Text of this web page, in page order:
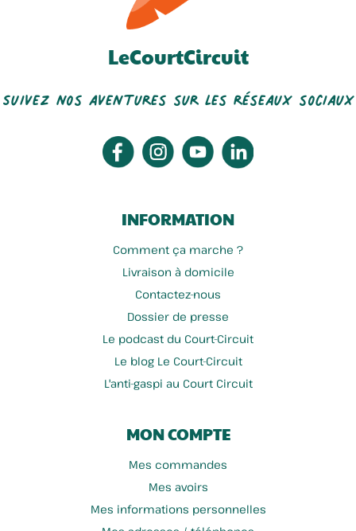
LeCourtCircuit
Suivez nos aventures sur les réseaux sociaux
INFORMATION
Comment ça marche ?
Livraison à domicile
Contactez-nous
Dossier de presse
Le podcast du Court-Circuit
Le blog Le Court-Circuit
L'anti-gaspi au Court Circuit
MON COMPTE
Mes commandes
Mes avoirs
Mes informations personnelles